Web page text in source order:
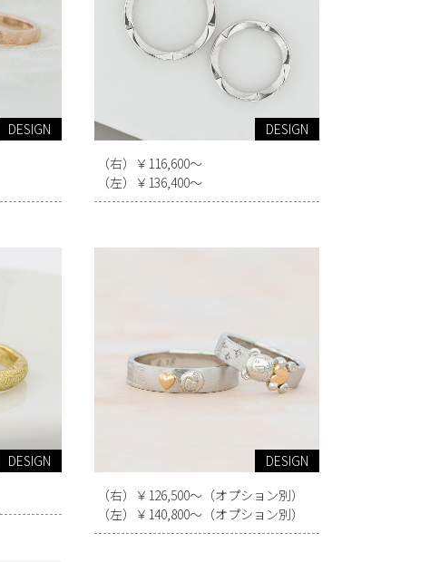
DESIGN
DESIGN
（右）￥116,600～
（左）￥136,400～
DESIGN
DESIGN
（右）￥126,500～（オプション別）
（左）￥140,800～（オプション別）